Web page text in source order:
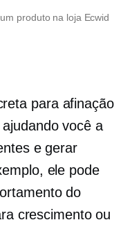
produto na loja Ecwid
para afinação
você a
e gerar
ele pode
do
crescimento ou